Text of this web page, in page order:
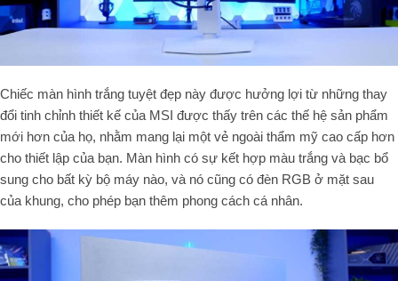
Chiếc màn hình trắng tuyệt đẹp này được hưởng lợi từ những thay
đổi tinh chỉnh thiết kế của MSI được thấy trên các thế hệ sản phẩm
mới hơn của họ, nhằm mang lại một vẻ ngoài thẩm mỹ cao cấp hơn
cho thiết lập của bạn. Màn hình có sự kết hợp màu trắng và bạc bổ
sung cho bất kỳ bộ máy nào, và nó cũng có đèn RGB ở mặt sau
của khung, cho phép bạn thêm phong cách cá nhân.